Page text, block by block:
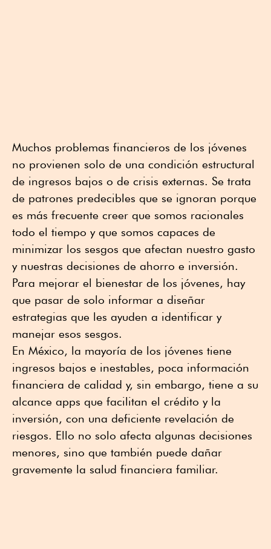
Muchos problemas financieros de los jóvenes
no provienen solo de una condición estructural
de ingresos bajos o de crisis externas. Se trata
de patrones predecibles que se ignoran porque
es más frecuente creer que somos racionales
todo el tiempo y que somos capaces de
minimizar los sesgos que afectan nuestro gasto
y nuestras decisiones de ahorro e inversión.
Para mejorar el bienestar de los jóvenes, hay
que pasar de solo informar a diseñar
estrategias que les ayuden a identificar y
manejar esos sesgos.
En México, la mayoría de los jóvenes tiene
ingresos bajos e inestables, poca información
financiera de calidad y, sin embargo, tiene a su
alcance apps que facilitan el crédito y la
inversión, con una deficiente revelación de
riesgos. Ello no solo afecta algunas decisiones
menores, sino que también puede dañar
gravemente la salud financiera familiar.